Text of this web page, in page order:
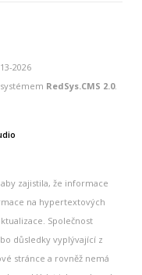
2026
RedSys.CMS 2.0.
zajistila, že informace
na hypertextových
Společnost
důsledky vyplývající z
stránce a rovněž nemá